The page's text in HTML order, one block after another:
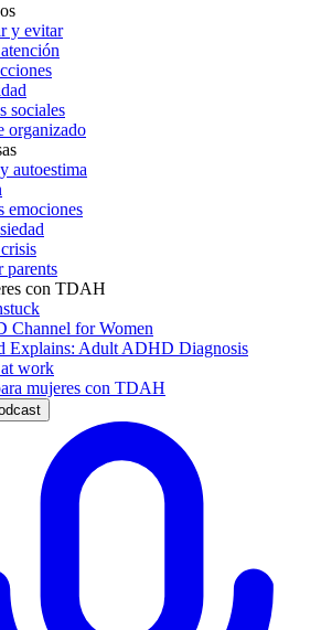
y evitar
sociales
organizado
autoestima
emociones
parents
con TDAH
Channel for Women
Explains: Adult ADHD Diagnosis
work
mujeres con TDAH